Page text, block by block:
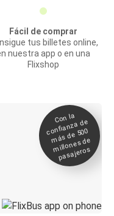
Fácil de comprar
tus billetes online,
nuestra app o en una
Flixshop
Con la
confianza de
más de 500
millones de
pasajeros